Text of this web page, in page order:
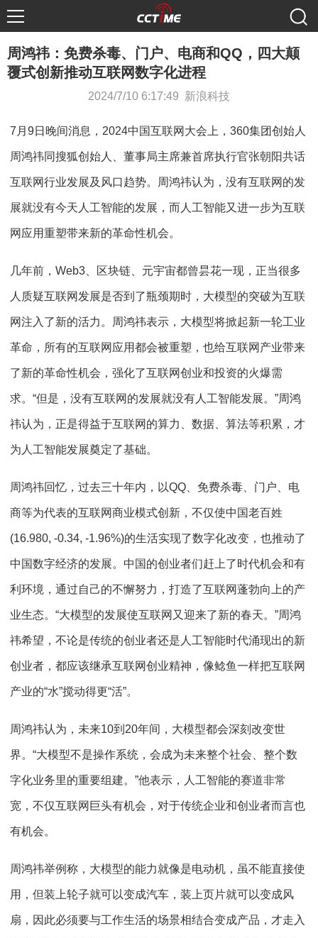
周鸿祎：免费杀毒、门户、电商和QQ，四大颠
覆式创新推动互联网数字化进程
2024/7/10 6:17:49 新浪科技
7月9日晚间消息，2024中国互联网大会上，360集团创始人
周鸿祎同搜狐创始人、董事局主席兼首席执行官张朝阳共话
互联网行业发展及风口趋势。周鸿祎认为，没有互联网的发
展就没有今天人工智能的发展，而人工智能又进一步为互联
网应用重塑带来新的革命性机会。
几年前，Web3、区块链、元宇宙都曾昙花一现，正当很多
人质疑互联网发展是否到了瓶颈期时，大模型的突破为互联
网注入了新的活力。周鸿祎表示，大模型将掀起新一轮工业
革命，所有的互联网应用都会被重塑，也给互联网产业带来
了新的革命性机会，强化了互联网创业和投资的火爆需
求。“但是，没有互联网的发展就没有人工智能发展。”周鸿
祎认为，正是得益于互联网的算力、数据、算法等积累，才
为人工智能发展奠定了基础。
周鸿祎回忆，过去三十年内，以QQ、免费杀毒、门户、电
商等为代表的互联网商业模式创新，不仅使中国老百姓
(16.980, -0.34, -1.96%)的生活实现了数字化改变，也推动了
中国数字经济的发展。中国的创业者们赶上了时代机会和有
利环境，通过自己的不懈努力，打造了互联网蓬勃向上的产
业生态。“大模型的发展使互联网又迎来了新的春天。”周鸿
祎希望，不论是传统的创业者还是人工智能时代涌现出的新
创业者，都应该继承互联网创业精神，像鲶鱼一样把互联网
产业的“水”搅动得更“活”。
周鸿祎认为，未来10到20年间，大模型都会深刻改变世
界。“大模型不是操作系统，会成为未来整个社会、整个数
字化业务里的重要组建。”他表示，人工智能的赛道非常
宽，不仅互联网巨头有机会，对于传统企业和创业者而言也
有机会。
周鸿祎举例称，大模型的能力就像是电动机，虽不能直接使
用，但装上轮子就可以变成汽车，装上页片就可以变成风
扇，因此必须要与工作生活的场景相结合变成产品，才走入